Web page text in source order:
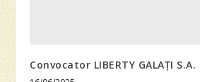
Convocator LIBERTY GALAȚI S.A.